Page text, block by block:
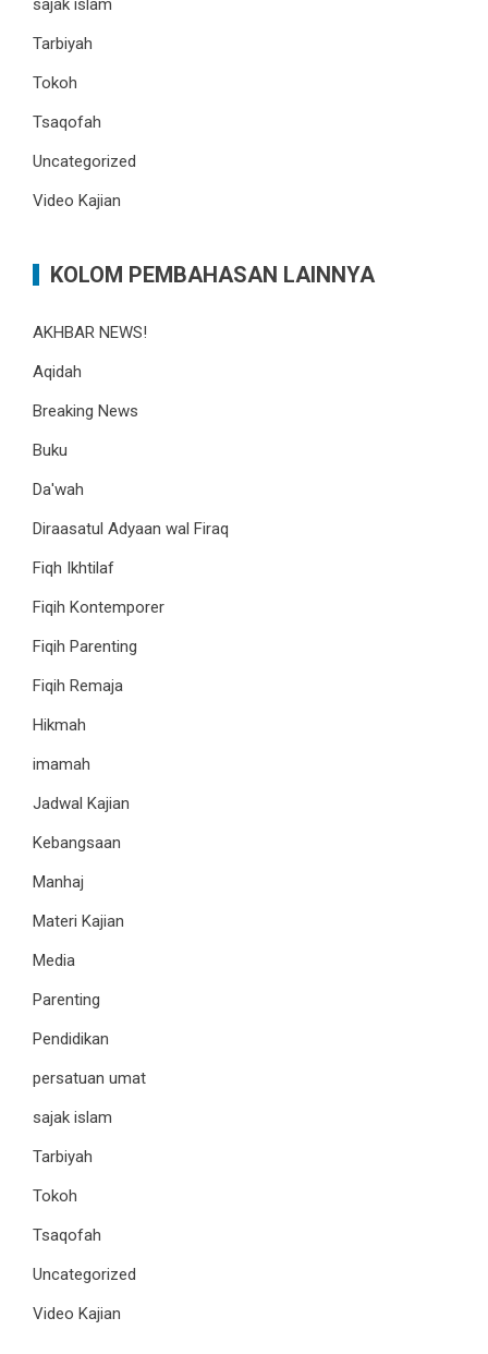
sajak islam
Tarbiyah
Tokoh
Tsaqofah
Uncategorized
Video Kajian
KOLOM PEMBAHASAN LAINNYA
AKHBAR NEWS!
Aqidah
Breaking News
Buku
Da'wah
Diraasatul Adyaan wal Firaq
Fiqh Ikhtilaf
Fiqih Kontemporer
Fiqih Parenting
Fiqih Remaja
Hikmah
imamah
Jadwal Kajian
Kebangsaan
Manhaj
Materi Kajian
Media
Parenting
Pendidikan
persatuan umat
sajak islam
Tarbiyah
Tokoh
Tsaqofah
Uncategorized
Video Kajian